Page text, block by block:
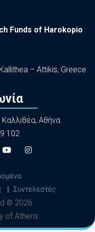
Funds of Harokopio
– Attikis, Greece
Αθήνα
102
Συντελεστές
© 2026
of Athens